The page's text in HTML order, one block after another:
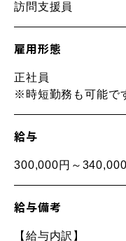
訪問支援員
雇用形態
正社員
※時短勤務も可能で
給与
300,000円～340,000
給与備考
【給与内訳】